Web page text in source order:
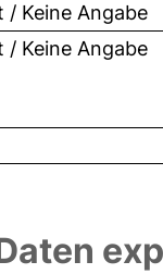
/ Keine Angabe
/ Keine Angabe